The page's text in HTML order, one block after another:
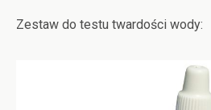
Zestaw do testu twardości wody: